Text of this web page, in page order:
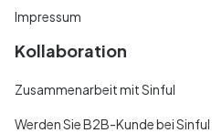
Impressum
Kollaboration
Zusammenarbeit mit Sinful
Werden Sie B2B-Kunde bei Sinful